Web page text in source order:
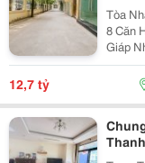
Tòa
8 Căn
Giáp
Nhau,
Kết
12,7 tỷ